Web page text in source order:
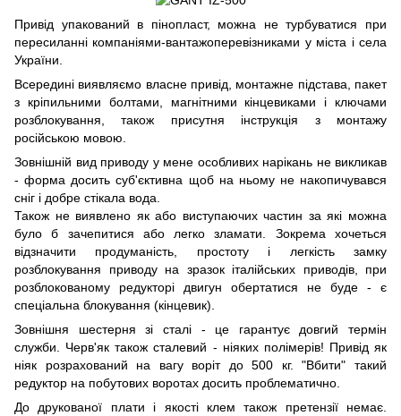
Привід упакований в пінопласт, можна не турбуватися при
пересиланні компаніями-вантажоперевізниками у міста і села
України.
Всередині виявляємо власне привід, монтажне підстава, пакет
з кріпильними болтами, магнітними кінцевиками і ключами
розблокування, також присутня інструкція з монтажу
російською мовою.
Зовнішній вид приводу у мене особливих нарікань не викликав
- форма досить суб'єктивна щоб на ньому не накопичувався
сніг і добре стікала вода.
Також не виявлено як або виступаючих частин за які можна
було б зачепитися або легко зламати. Зокрема хочеться
відзначити продуманість, простоту і легкість замку
розблокування приводу на зразок італійських приводів, при
розблокованому редукторі двигун обертатися не буде - є
спеціальна блокування (кінцевик).
Зовнішня шестерня зі сталі - це гарантує довгий термін
служби. Черв'як також сталевий - ніяких полімерів! Привід як
ніяк розрахований на вагу воріт до 500 кг. "Вбити" такий
редуктор на побутових воротах досить проблематично.
До друкованої плати і якості клем також претензії немає.